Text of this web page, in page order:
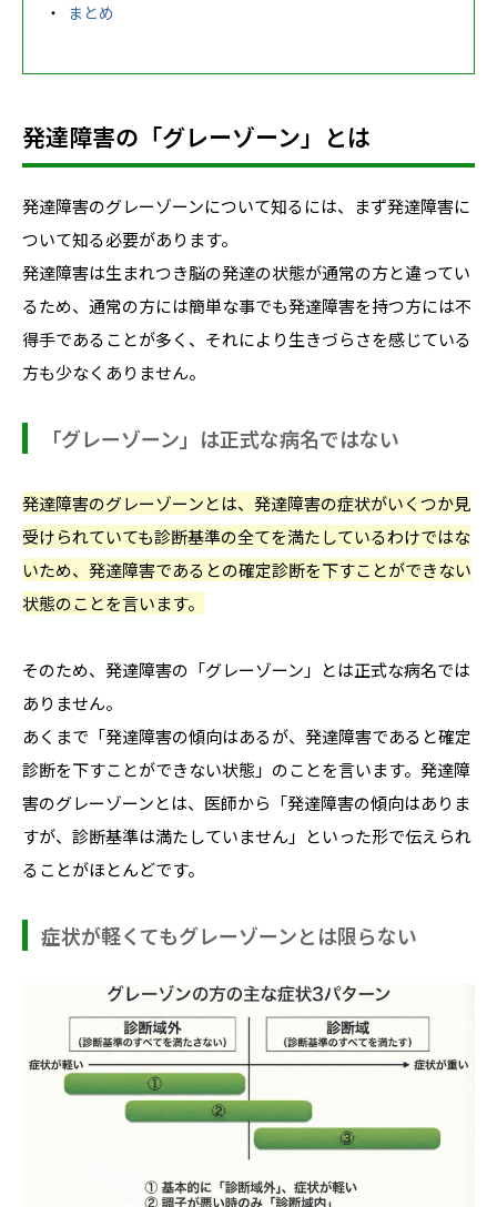
まとめ
発達障害の「グレーゾーン」とは
発達障害のグレーゾーンについて知るには、まず発達障害に
ついて知る必要があります。
発達障害は生まれつき脳の発達の状態が通常の方と違ってい
るため、通常の方には簡単な事でも発達障害を持つ方には不
得手であることが多く、それにより生きづらさを感じている
方も少なくありません。
「グレーゾーン」は正式な病名ではない
発達障害のグレーゾーンとは、発達障害の症状がいくつか見
受けられていても診断基準の全てを満たしているわけではな
いため、発達障害であるとの確定診断を下すことができない
状態のことを言います。
そのため、発達障害の「グレーゾーン」とは正式な病名では
ありません。
あくまで「発達障害の傾向はあるが、発達障害であると確定
診断を下すことができない状態」のことを言います。発達障
害のグレーゾーンとは、医師から「発達障害の傾向はありま
すが、診断基準は満たしていません」といった形で伝えられ
ることがほとんどです。
症状が軽くてもグレーゾーンとは限らない